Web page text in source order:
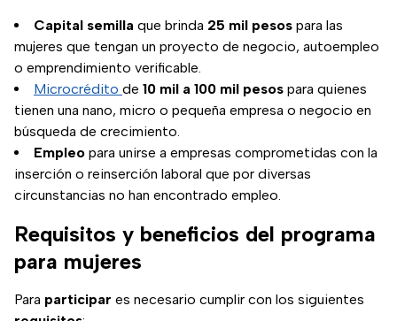
Capital semilla que brinda 25 mil pesos para las
mujeres que tengan un proyecto de negocio, autoempleo
o emprendimiento verificable.
Microcrédito de 10 mil a 100 mil pesos para quienes
tienen una nano, micro o pequeña empresa o negocio en
búsqueda de crecimiento.
Empleo para unirse a empresas comprometidas con la
inserción o reinserción laboral que por diversas
circunstancias no han encontrado empleo.
Requisitos y beneficios del programa
para mujeres
Para participar es necesario cumplir con los siguientes